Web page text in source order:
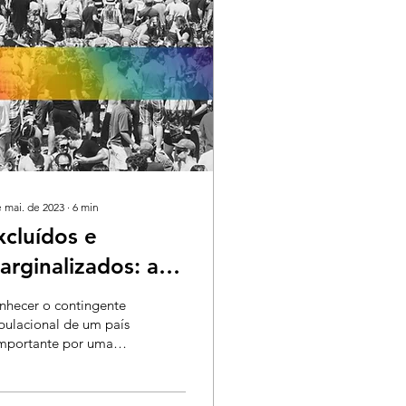
mai. de 2023 ∙ 6 min
e
a
de
sobre
e
do
o contingente
de um país
por uma